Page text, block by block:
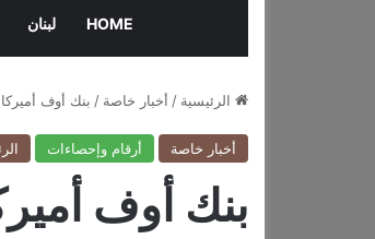
HOME لبنان
الرئيسية / أخبار خاصة / بنك أوف أميركا
أخبار خاصة أرقام وإحصاءات
بنك أوف